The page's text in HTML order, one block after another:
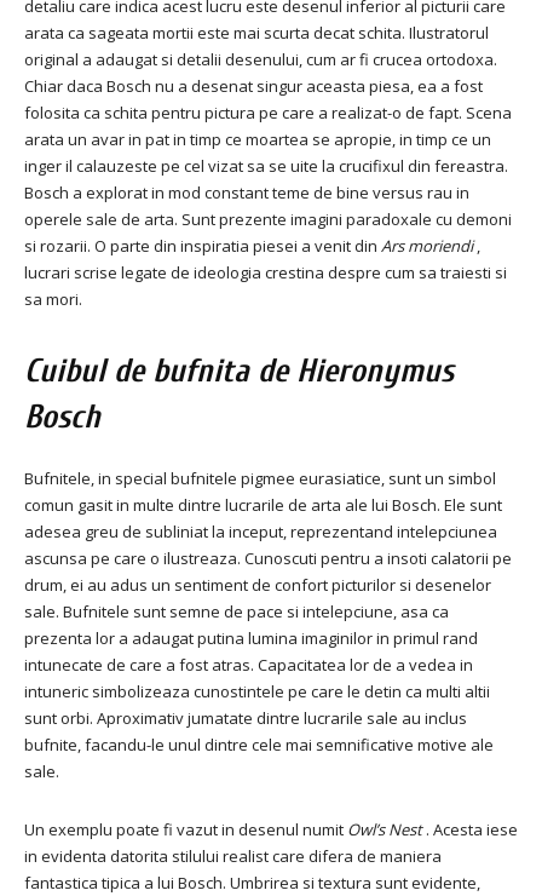
detaliu care indica acest lucru este desenul inferior al picturii care
arata ca sageata mortii este mai scurta decat schita. Ilustratorul
original a adaugat si detalii desenului, cum ar fi crucea ortodoxa.
Chiar daca Bosch nu a desenat singur aceasta piesa, ea a fost
folosita ca schita pentru pictura pe care a realizat-o de fapt. Scena
arata un avar in pat in timp ce moartea se apropie, in timp ce un
inger il calauzeste pe cel vizat sa se uite la crucifixul din fereastra.
Bosch a explorat in mod constant teme de bine versus rau in
operele sale de arta. Sunt prezente imagini paradoxale cu demoni
si rozarii. O parte din inspiratia piesei a venit din Ars moriendi,
lucrari scrise legate de ideologia crestina despre cum sa traiesti si
sa mori.
Cuibul de bufnitade Hieronymus
Bosch
Bufnitele, in special bufnitele pigmee eurasiatice, sunt un simbol
comun gasit in multe dintre lucrarile de arta ale lui Bosch. Ele sunt
adesea greu de subliniat la inceput, reprezentand intelepciunea
ascunsa pe care o ilustreaza. Cunoscuti pentru a insoti calatorii pe
drum, ei au adus un sentiment de confort picturilor si desenelor
sale. Bufnitele sunt semne de pace si intelepciune, asa ca
prezenta lor a adaugat putina lumina imaginilor in primul rand
intunecate de care a fost atras. Capacitatea lor de a vedea in
intuneric simbolizeaza cunostintele pe care le detin ca multi altii
sunt orbi. Aproximativ jumatate dintre lucrarile sale au inclus
bufnite, facandu-le unul dintre cele mai semnificative motive ale
sale.
Un exemplu poate fi vazut in desenul numit Owl’s Nest. Acesta iese
in evidenta datorita stilului realist care difera de maniera
fantastica tipica a lui Bosch. Umbrirea si textura sunt evidente,